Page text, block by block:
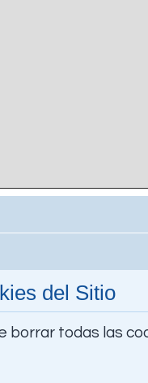
del Sitio
borrar todas las